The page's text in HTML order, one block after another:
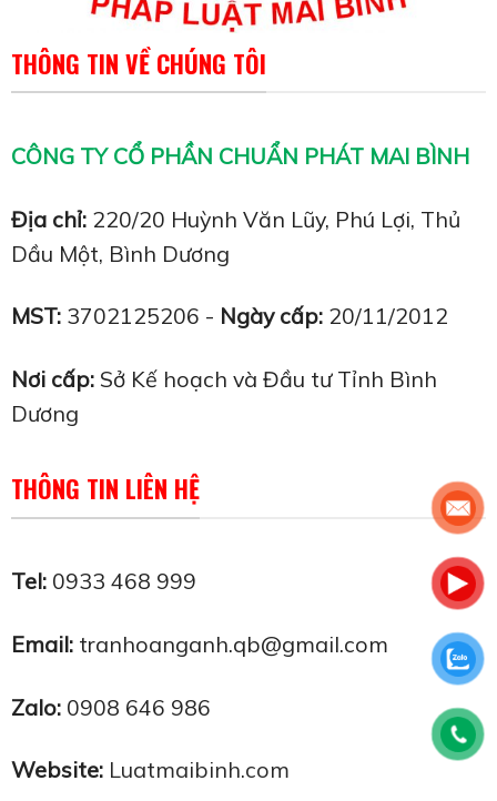
THÔNG TIN VỀ CHÚNG TÔI
CÔNG TY CỔ PHẦN CHUẨN PHÁT MAI BÌNH
Địa chỉ: 220/20 Huỳnh Văn Lũy, Phú Lợi, Thủ
Dầu Một, Bình Dương
MST: 3702125206 - Ngày cấp: 20/11/2012
Nơi cấp: Sở Kế hoạch và Đầu tư Tỉnh Bình
Dương
THÔNG TIN LIÊN HỆ
Tel: 0933 468 999
Email: tranhoanganh.qb@gmail.com
Zalo: 0908 646 986
Website: Luatmaibinh.com